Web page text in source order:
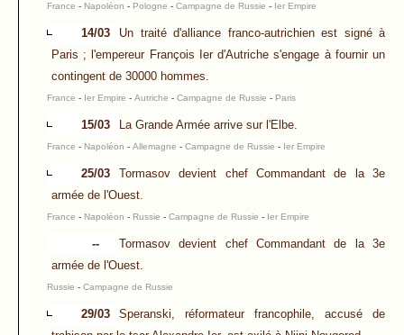
France - Napoléon - Pologne - Campagne de Russie - Ier Empire
14/03
Un traité d'alliance franco-autrichien est signé à
Paris ; l'empereur François Ier d'Autriche s'engage à fournir un
contingent de 30000 hommes.
France - Ier Empire - Autriche - Campagne de Russie - Paris
15/03 La Grande Armée arrive sur l'Elbe.
France - Napoléon - Allemagne - Campagne de Russie - Ier Empire
25/03
Tormasov devient chef Commandant de la 3e
armée de l'Ouest.
France - Napoléon - Russie - Campagne de Russie - Ier Empire
--
Tormasov devient chef Commandant de la 3e
armée de l'Ouest.
Russie - Campagne de Russie
29/03
Speranski, réformateur francophile, accusé de